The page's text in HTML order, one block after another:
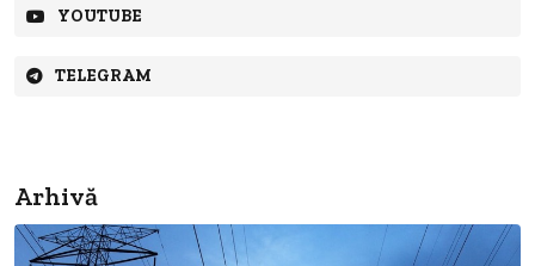
YOUTUBE
TELEGRAM
Arhivă